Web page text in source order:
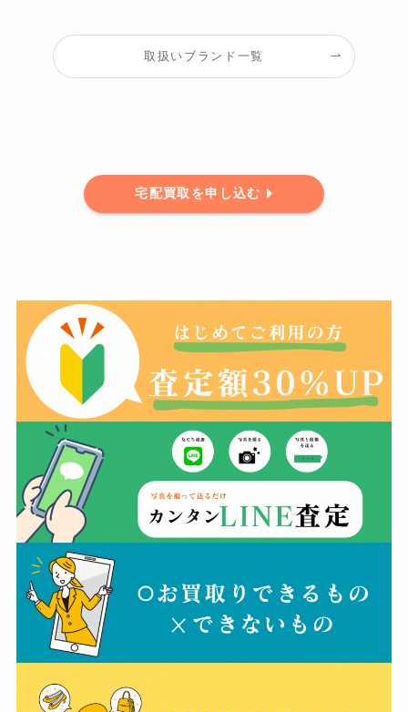
取扱いブランド一覧
宅配買取を申し込む